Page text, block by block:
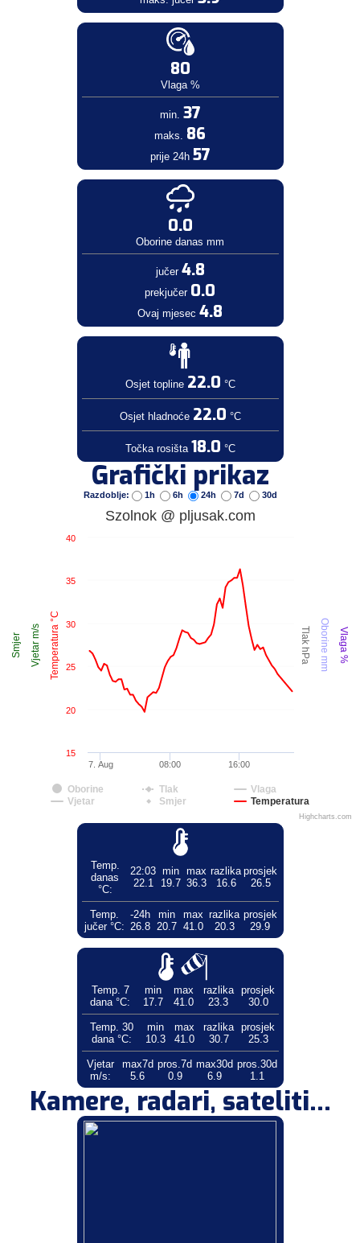
80
Vlaga %
min. 37
maks. 86
prije 24h 57
0.0
Oborine danas mm
jučer 4.8
prekjučer 0.0
Ovaj mjesec 4.8
Osjet topline 22.0 °C
Osjet hladnoće 22.0 °C
Točka rosišta 18.0 °C
Grafički prikaz
Razdoblje: 1h 6h 24h 7d 30d
Temperatura °C
Vjetar m/s Tlak hPa Oborine mm Vlaga %
Smjer
Szolnok @ pljusak.com
Oborine Tlak
Vlaga
Vjetar
Smjer Temperatura
7. Aug 08:00 16:00
15
20
25
30
35
40
Highcharts.com
Temp.
danas
°C:
22:03
22.1
min
19.7
max
36.3
razlika
16.6
prosjek
26.5
Temp.
jučer °C:
-24h
26.8
min
20.7
max
41.0
razlika
20.3
prosjek
29.9
Temp. 7
dana °C:
min
17.7
max
41.0
razlika
23.3
prosjek
30.0
Temp. 30
dana °C:
min
10.3
max
41.0
razlika
30.7
prosjek
25.3
Vjetar
m/s:
max7d
5.6
pros.7d
0.9
max30d
6.9
pros.30d
1.1
Kamere, radari, sateliti...